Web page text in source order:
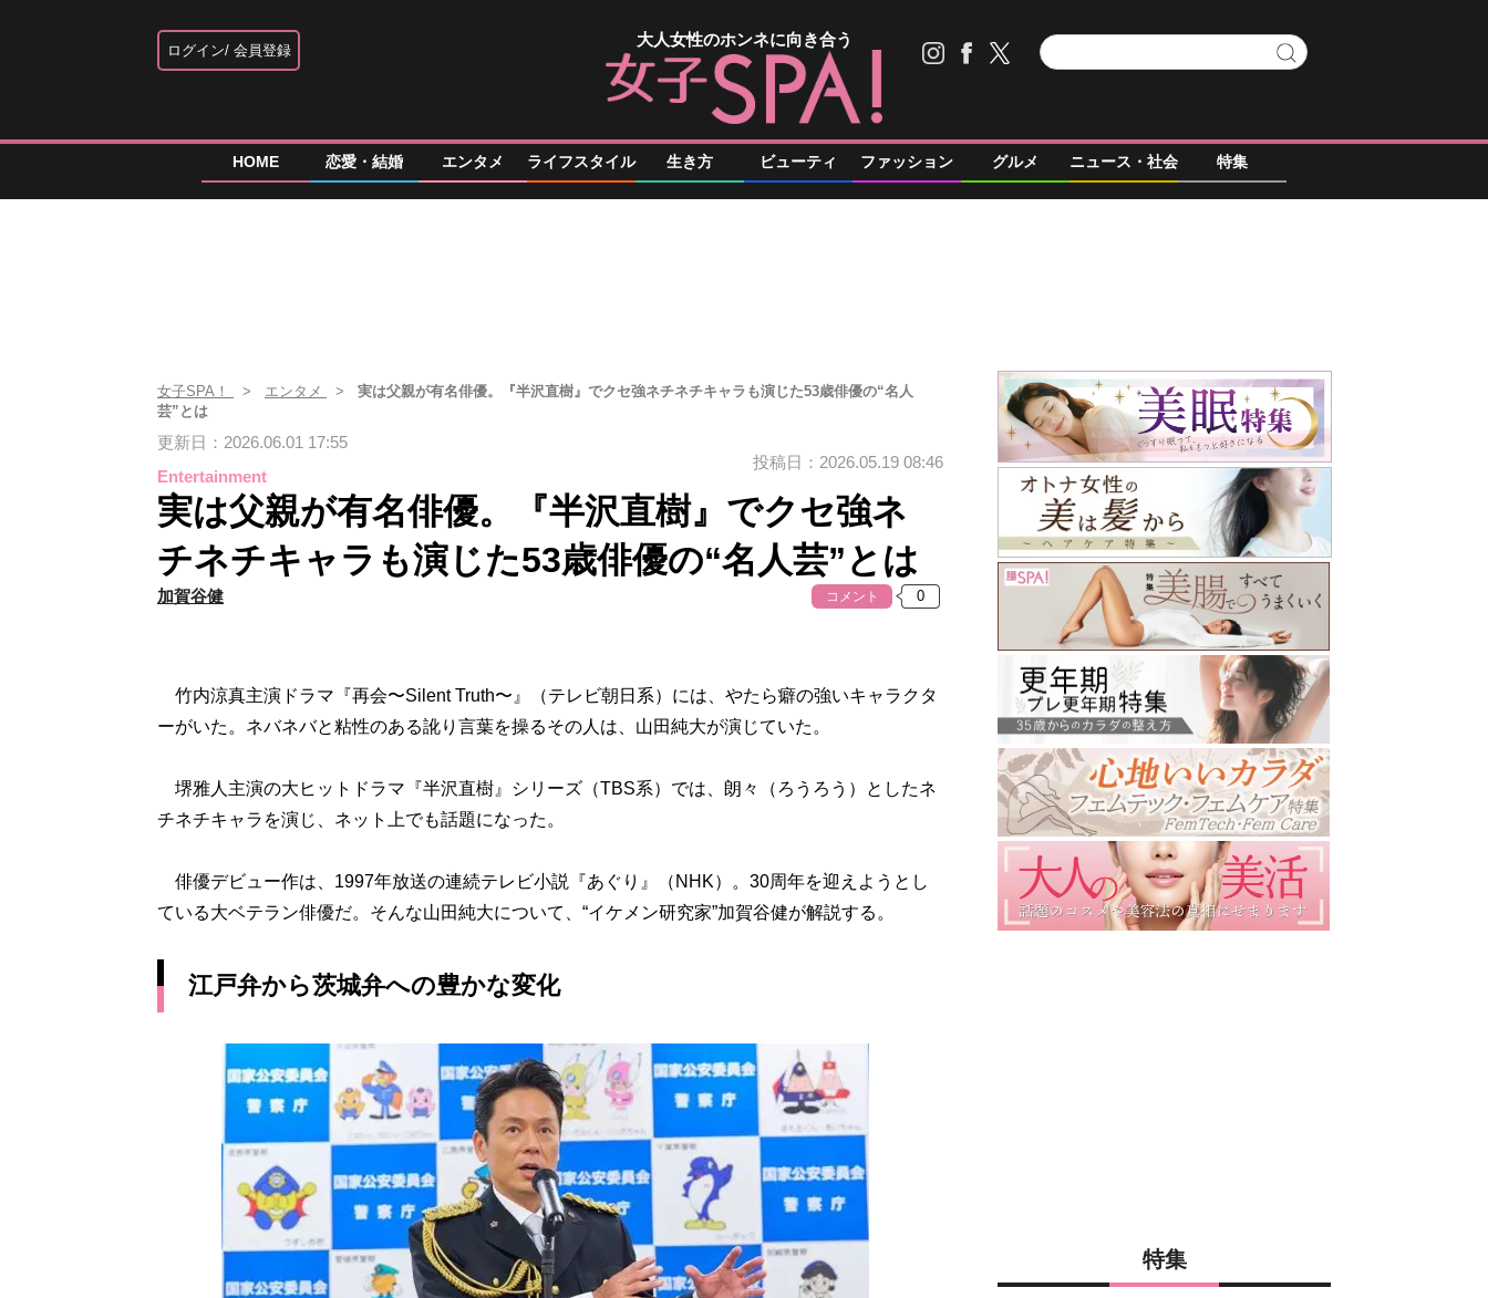
ログイン 会員登録
大人女性のホンネに向き合う
HOME 恋愛・結婚 エンタメ ライフスタイル 生き方 ビューティ ファッション グルメ ニュース・社会 特集
女子SPA！ エンタメ
実は父親が有名俳優。『半沢直樹』でクセ強ネチネチキャラも演じた53歳俳優の“名人
芸”とは
更新日：2026.06.01 17:55
Entertainment
投稿日：2026.05.19 08:46
実は父親が有名俳優。『半沢直樹』でクセ強ネ
チネチキャラも演じた53歳俳優の“名人芸”とは
加賀谷健 コメント
竹内涼真主演ドラマ『再会〜Silent Truth〜』（テレビ朝日系）には、やたら癖の強いキャラクタ
ーがいた。ネバネバと粘性のある訛り言葉を操るその人は、山田純大が演じていた。
堺雅人主演の大ヒットドラマ『半沢直樹』シリーズ（TBS系）では、朗々（ろうろう）としたネ
チネチキャラを演じ、ネット上でも話題になった。
俳優デビュー作は、1997年放送の連続テレビ小説『あぐり』（NHK）。30周年を迎えようとし
ている大ベテラン俳優だ。そんな山田純大について、“イケメン研究家”加賀谷健が解説する。
江戸弁から茨城弁への豊かな変化
特集